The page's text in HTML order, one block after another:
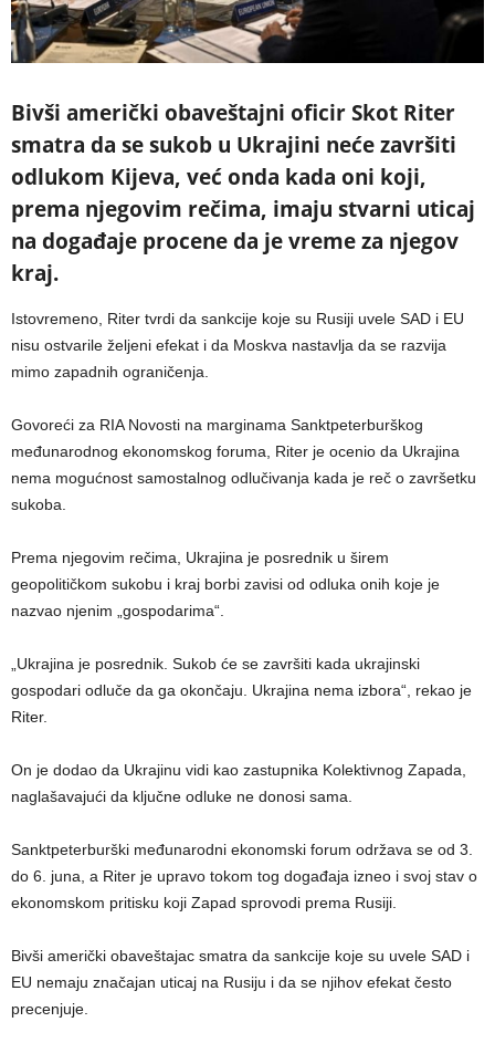
Bivši američki obaveštajni oficir Skot Riter
smatra da se sukob u Ukrajini neće završiti
odlukom Kijeva, već onda kada oni koji,
prema njegovim rečima, imaju stvarni uticaj
na događaje procene da je vreme za njegov
kraj.
Istovremeno, Riter tvrdi da sankcije koje su Rusiji uvele SAD i EU
nisu ostvarile željeni efekat i da Moskva nastavlja da se razvija
mimo zapadnih ograničenja.
Govoreći za RIA Novosti na marginama Sanktpeterburškog
međunarodnog ekonomskog foruma, Riter je ocenio da Ukrajina
nema mogućnost samostalnog odlučivanja kada je reč o završetku
sukoba.
Prema njegovim rečima, Ukrajina je posrednik u širem
geopolitičkom sukobu i kraj borbi zavisi od odluka onih koje je
nazvao njenim „gospodarima“.
„Ukrajina je posrednik. Sukob će se završiti kada ukrajinski
gospodari odluče da ga okončaju. Ukrajina nema izbora“, rekao je
Riter.
On je dodao da Ukrajinu vidi kao zastupnika Kolektivnog Zapada,
naglašavajući da ključne odluke ne donosi sama.
Sanktpeterburški međunarodni ekonomski forum održava se od 3.
do 6. juna, a Riter je upravo tokom tog događaja izneo i svoj stav o
ekonomskom pritisku koji Zapad sprovodi prema Rusiji.
Bivši američki obaveštajac smatra da sankcije koje su uvele SAD i
EU nemaju značajan uticaj na Rusiju i da se njihov efekat često
precenjuje.